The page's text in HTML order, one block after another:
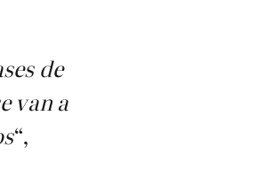
de
van a
“,